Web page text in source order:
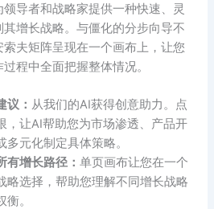
导者和战略家提供一种快速、灵
增长战略。与僵化的分步向导不
夫矩阵呈现在一个画布上，让您
程中全面把握整体情况。
议： 从我们的AI获得创意助力。点
，让AI帮助您为市场渗透、产品开
多元化制定具体策略。
有增长路径：单页画布让您在一个
略选择，帮助您理解不同增长战略
。